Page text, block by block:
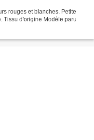
rouges et blanches. Petite
Tissu d'origine Modèle paru